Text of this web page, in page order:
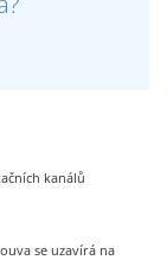
kanálů
se uzavírá na